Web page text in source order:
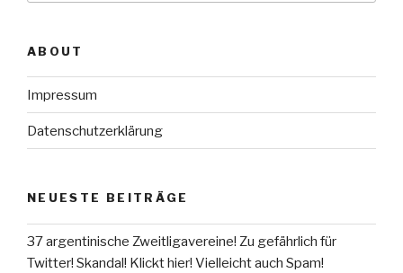
ABOUT
Impressum
Datenschutzerklärung
NEUESTE BEITRÄGE
37 argentinische Zweitligavereine! Zu gefährlich für
Twitter! Skandal! Klickt hier! Vielleicht auch Spam!